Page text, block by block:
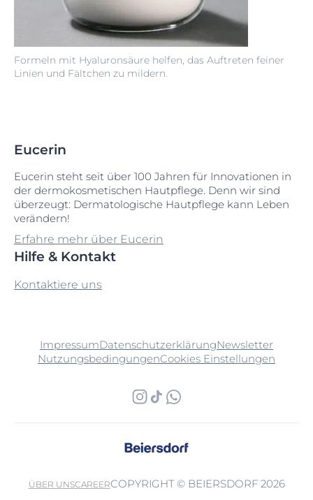
Formeln mit Hyaluronsäure helfen, das Auftreten feiner
Linien und Fältchen zu mildern.
Eucerin
Eucerin steht seit über 100 Jahren für Innovationen in
der dermokosmetischen Hautpflege. Denn wir sind
überzeugt: Dermatologische Hautpflege kann Leben
verändern!
Erfahre mehr über Eucerin
Hilfe & Kontakt
Kontaktiere uns
ImpressumDatenschutzerklärungNewsletter
NutzungsbedingungenCookies Einstellungen
ÜBER UNSCAREERCOPYRIGHT © BEIERSDORF 2026